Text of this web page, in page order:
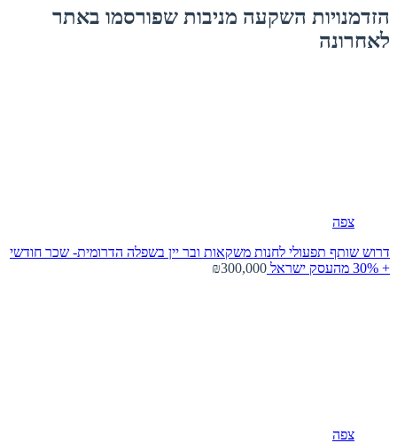
הזדמנויות השקעה מניבות שפורסמו באתר
לאחרונה
צפה
דרוש שותף תפעולי לחנות משקאות ובר יין בשפלה הדרומית- שכר חודשי
+ 30% מהעסק
ישראל ₪300,000
צפה